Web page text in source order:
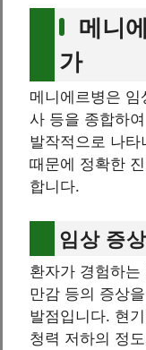
메니
가
메니에르병은
사 등을 종합하
발작적으로 나
때문에 정확한
합니다.
임상 증
환자가 경험하
만감 등의 증상
발점입니다. 현
청력 저하의 정